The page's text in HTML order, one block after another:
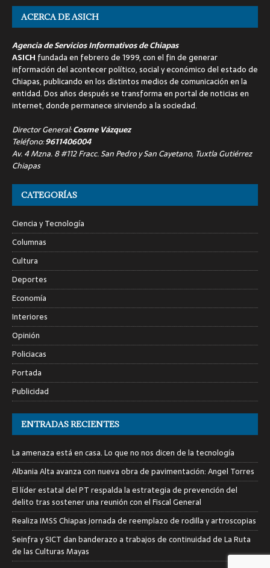
ACERCA DE ASICH
Agencia de Servicios Informativos de Chiapas
ASICH fundada en febrero de 1999, con el fin de generar
información del acontecer político, social y económico del estado de
Chiapas, publicando en los distintos medios de comunicación en la
entidad. Dos años después se transforma en portal de noticias en
internet, donde permanece sirviendo a la sociedad.
Director General:Cosme Vázquez
Teléfono:9611406004
Av. 4 Mzna. 8 #112 Fracc. San Pedro y San Cayetano, Tuxtla Gutiérrez
Chiapas
CATEGORÍAS
Ciencia y Tecnología
Columnas
Cultura
Deportes
Economía
Interiores
Opinión
Policiacas
Portada
Publicidad
ENTRADAS RECIENTES
La amenaza está en casa. Lo que no nos dicen de la tecnología
Albania Alta avanza con nueva obra de pavimentación: Angel Torres
El líder estatal del PT respalda la estrategia de prevención del
delito tras sostener una reunión con el Fiscal General
Realiza IMSS Chiapas jornada de reemplazo de rodilla y artroscopias
Seinfra y SICT dan banderazo a trabajos de continuidad de La Ruta
de las Culturas Mayas